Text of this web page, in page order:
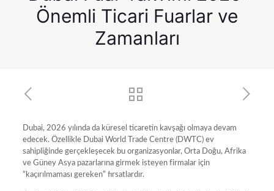
Önemli Ticari Fuarlar ve
Zamanları
Dubai, 2026 yılında da küresel ticaretin kavşağı olmaya devam
edecek. Özellikle Dubai World Trade Centre (DWTC) ev
sahipliğinde gerçekleşecek bu organizasyonlar, Orta Doğu, Afrika
ve Güney Asya pazarlarına girmek isteyen firmalar için
“kaçırılmaması gereken” fırsatlardır.